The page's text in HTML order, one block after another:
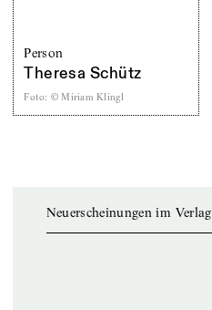
Person
Theresa Schütz
Foto: © Miriam Klingl
Neuerscheinungen im Verlag